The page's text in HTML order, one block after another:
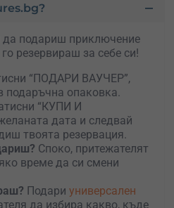
подариш приключение
резервираш за себе си!
“ПОДАРИ ВАУЧЕР”,
подаръчна опаковка.
“КУПИ И
дата и следвай
твоята резервация.
Споко, притежателят
време да си смени
Подари универсален
да избира какво, къде